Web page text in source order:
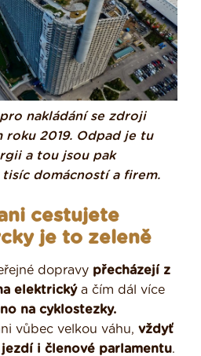
nakládání se zdroji
roku 2019. Odpad je tu
a tou jsou pak
domácností a firem.
cestujete
je to zeleně
dopravy přecházejí z
elektrickýa čím dál více
na cyklostezky.
vůbec velkou váhu, vždyť
i členové parlamentu.